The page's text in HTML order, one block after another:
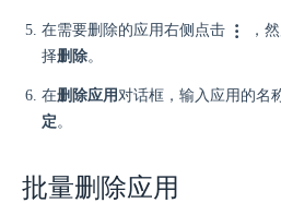
在需要删除的应用右侧点击
，
择删除。
在删除应用对话框，输入应用的名
定。
批量删除应用